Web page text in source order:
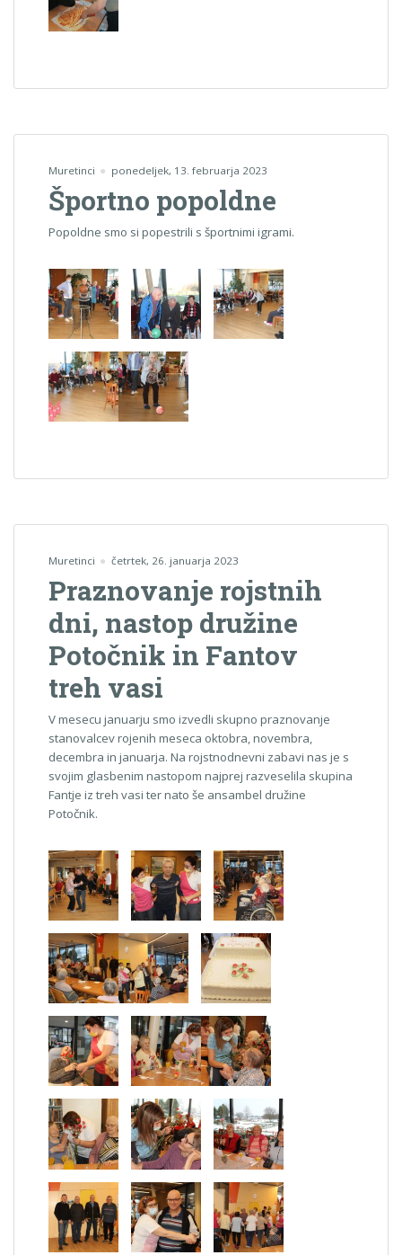
Muretinci ponedeljek, 13. februarja 2023
Športno popoldne
Popoldne smo si popestrili s športnimi igrami.
Muretinci četrtek, 26. januarja 2023
Praznovanje rojstnih
dni, nastop družine
Potočnik in Fantov
treh vasi
V mesecu januarju smo izvedli skupno praznovanje
stanovalcev rojenih meseca oktobra, novembra,
decembra in januarja. Na rojstnodnevni zabavi nas je s
svojim glasbenim nastopom najprej razveselila skupina
Fantje iz treh vasi ter nato še ansambel družine
Potočnik.